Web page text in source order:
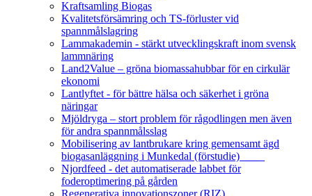
Kraftsamling Biogas
Kvalitetsförsämring och TS-förluster vid
spannmålslagring
Lammakademin - stärkt utvecklingskraft inom svensk
lammnäring
Land2Value – gröna biomassahubbar för en cirkulär
ekonomi
Lantlyftet - för bättre hälsa och säkerhet i gröna
näringar
Mjöldryga – stort problem för rågodlingen men även
för andra spannmålsslag
Mobilisering av lantbrukare kring gemensamt ägd
biogasanläggning i Munkedal (förstudie)
Njordfeed - det automatiserade labbet för
foderoptimering på gården
Regenerativa innovationszoner (RIZ)